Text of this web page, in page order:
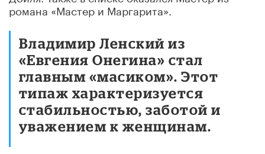
романа «Мастер и Маргарита».
Владимир Ленский из
«Евгения Онегина» стал
главным «масиком». Этот
типаж характеризуется
стабильностью, заботой и
уважением к женщинам.